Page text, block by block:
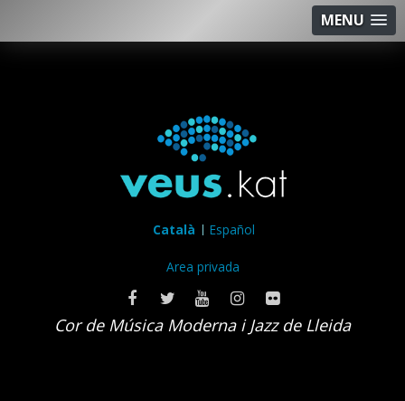
MENU
Català Español
Area privada
Cor de Música Moderna i Jazz de Lleida